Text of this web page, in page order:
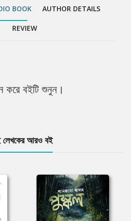
BOOK AUTHOR DETAILS
REVIEW
করে বইটি শুনুন।
আরও বই